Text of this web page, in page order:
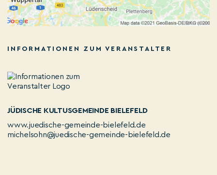
INFORMATIONEN ZUM VERANSTALTER
JÜDISCHE KULTUSGEMEINDE BIELEFELD
www.juedische-gemeinde-bielefeld.de
michelsohn@juedische-gemeinde-bielefeld.de